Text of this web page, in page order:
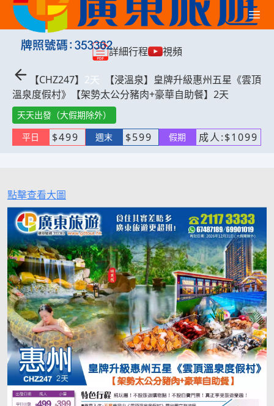
【CHZ247】 2天
【浸溫泉】皇牌升級惠州五星《雲頂
溫泉度假村》【架勢太公分豬肉+豪華自助餐】2天
天天出發（大假期除外）
平日
$499 週末 $599 假期 成人:$1099
詳細行程 視頻
點擊查看大圖